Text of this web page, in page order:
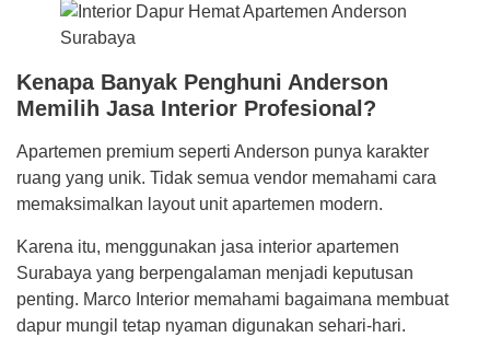
Kenapa Banyak Penghuni Anderson
Memilih Jasa Interior Profesional?
Apartemen premium seperti Anderson punya karakter
ruang yang unik. Tidak semua vendor memahami cara
memaksimalkan layout unit apartemen modern.
Karena itu, menggunakan jasa interior apartemen
Surabaya yang berpengalaman menjadi keputusan
penting. Marco Interior memahami bagaimana membuat
dapur mungil tetap nyaman digunakan sehari-hari.